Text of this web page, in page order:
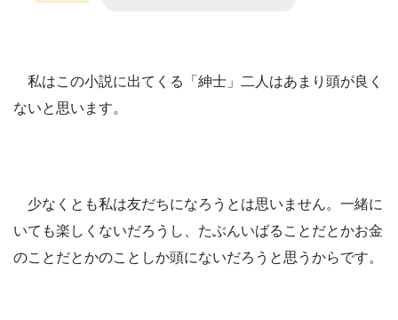
私はこの小説に出てくる「紳士」二人はあまり頭が良く
ないと思います。
少なくとも私は友だちになろうとは思いません。一緒に
いても楽しくないだろうし、たぶんいばることだとかお金
のことだとかのことしか頭にないだろうと思うからです。